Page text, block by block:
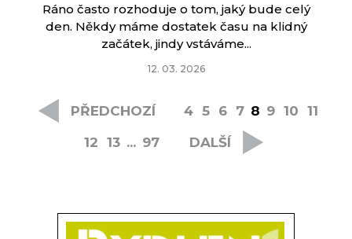
Ráno často rozhoduje o tom, jaký bude celý
den. Někdy máme dostatek času na klidný
začátek, jindy vstáváme...
12. 03. 2026
PŘEDCHOZÍ 4 5 6 7 8 9 10 11
12 13 ... 97 DALŠÍ